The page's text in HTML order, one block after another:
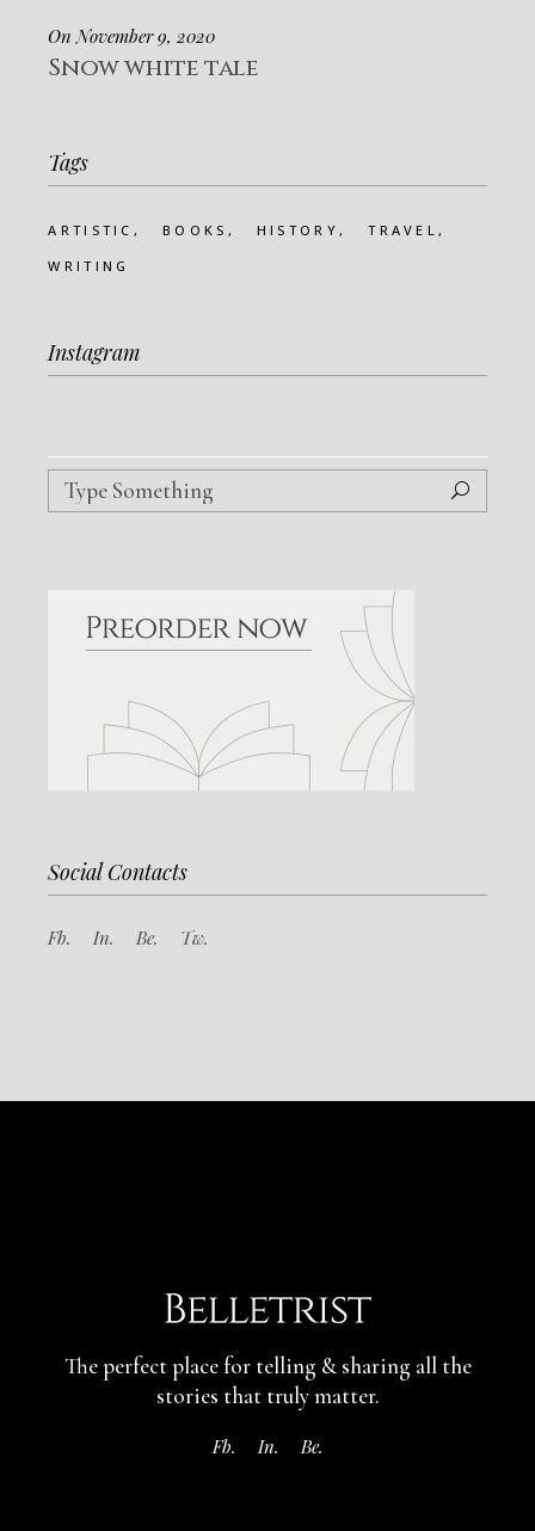
On November 9, 2020
Snow white tale
Tags
ARTISTIC BOOKS HISTORY
TRAVEL
WRITING
Instagram
Social Contacts
Fb. In. Be. Tw.
The perfect place for telling & sharing all the
stories that truly matter.
Fb. In. Be.